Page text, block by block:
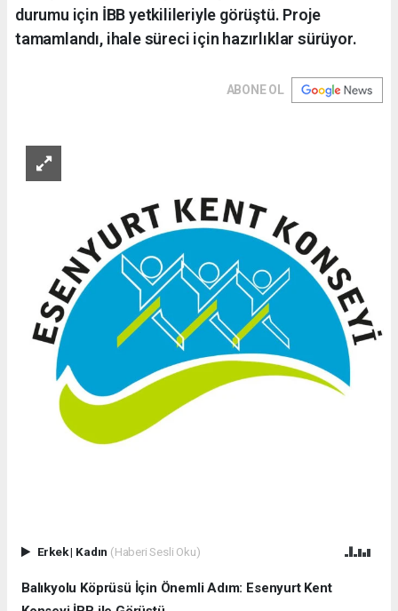
durumu için İBB yetkilileriyle görüştü. Proje
tamamlandı, ihale süreci için hazırlıklar sürüyor.
ABONE OL
Erkek| Kadın (Haberi Sesli Oku)
Balıkyolu Köprüsü İçin Önemli Adım: Esenyurt Kent